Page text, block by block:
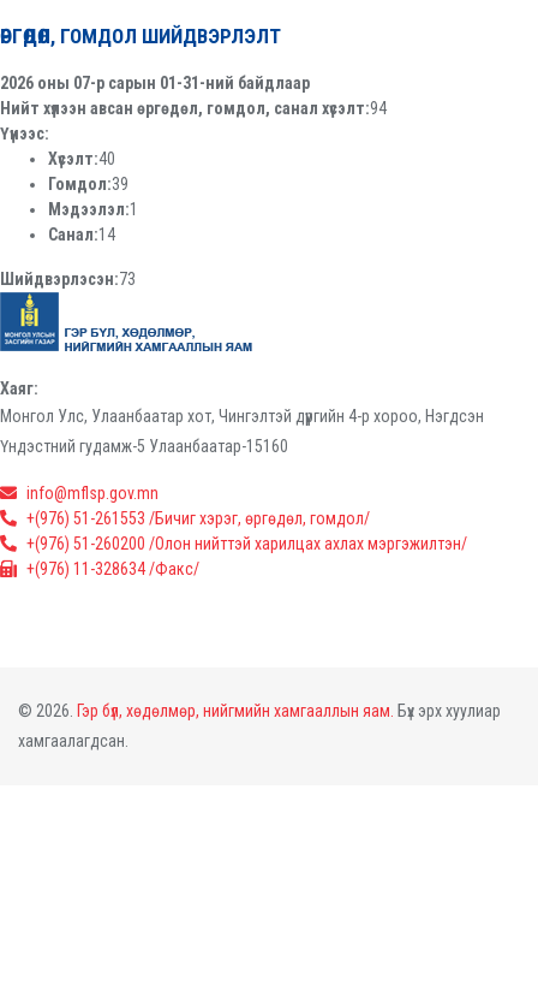
ӨРГӨДӨЛ, ГОМДОЛ ШИЙДВЭРЛЭЛТ
2026 оны 07-р сарын 01-31-ний байдлаар
Нийт хүлээн авсан өргөдөл, гомдол, санал хүсэлт:94
Үүнээс:
Хүсэлт:40
Гомдол:39
Мэдээлэл:1
Санал:14
Шийдвэрлэсэн:73
Хаяг:
Монгол Улс, Улаанбаатар хот, Чингэлтэй дүүргийн 4-р хороо, Нэгдсэн
Үндэстний гудамж-5 Улаанбаатар-15160
info@mflsp.gov.mn
+(976) 51-261553 /Бичиг хэрэг, өргөдөл, гомдол/
+(976) 51-260200 /Олон нийттэй харилцах ахлах мэргэжилтэн/
+(976) 11-328634 /Факс/
© 2026. Гэр бүл, хөдөлмөр, нийгмийн хамгааллын яам. Бүх эрх хуулиар
хамгаалагдсан.